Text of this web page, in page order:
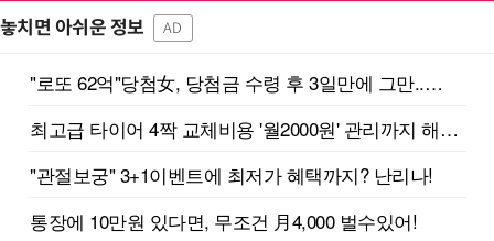
놓치면 아쉬운 정보 AD